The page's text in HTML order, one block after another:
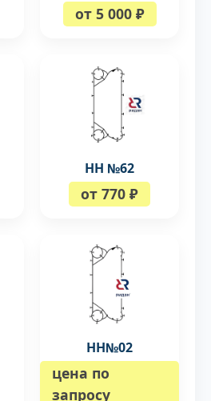
от 5 000 ₽
НН №62
от 770 ₽
НН№02
цена по
запросу